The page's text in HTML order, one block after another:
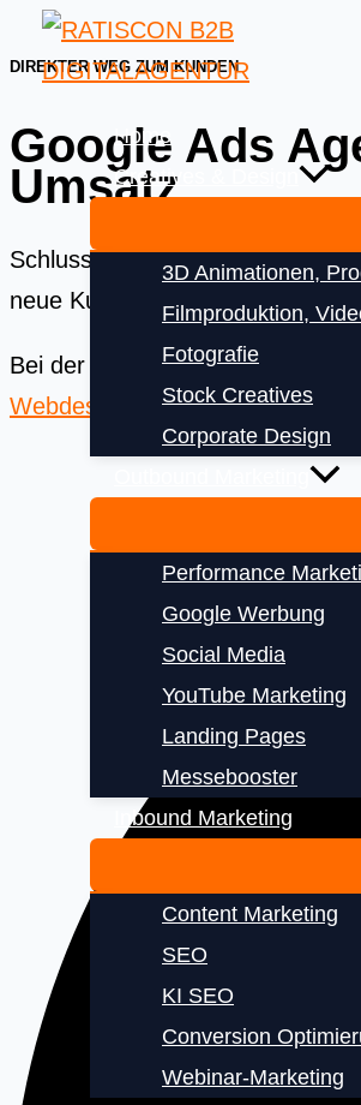
Skip
to
Home
Creatives & Design
3D Animationen,
Filmproduktion,
Fotografie
Stock Creatives
Corporate Design
Performance
Google Werbung
Social Media
YouTube Marketing
Landing Pages
Messebooster
Inbound Marketing
Content Marketing
SEO
KI SEO
Conversion
Webinar-Marketing
DIREKTER WEG ZUM KUNDEN
Google Ads
Umsatz
Schluss mit verbranntem
neue Kundenanfragen bringen
Bei der Ratiscon Digitalagentur
Webdesign
undDigitalisierung